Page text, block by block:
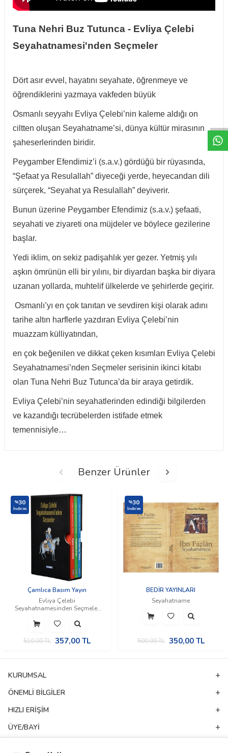
Tuna Nehri Buz Tutunca - Evliya Çelebi
Seyahatnamesi'nden Seçmeler
Dört asır evvel, hayatını seyahate, öğrenmeye ve
öğrendiklerini yazmaya vakfeden büyük
Osmanlı seyyahı Evliya Çelebi’nin kaleme aldığı on
ciltten oluşan Seyahatname’si, dünya kültür mirasının
şaheserlerinden biridir.
Peygamber Efendimiz’i (s.a.v.) gördüğü bir rüyasında,
“Şefaat ya Resulallah” diyeceği yerde, heyecandan dili
sürçerek, “Seyahat ya Resulallah” deyiverir.
Bunun üzerine Peygamber Efendimiz (s.a.v.) şefaati,
seyahati ve ziyareti ona müjdeler ve böylece gezilerine
başlar.
Yedi iklim, on sekiz padişahlık yer gezer. Yetmiş yılı
aşkın ömrünün elli bir yılını, bir diyardan başka bir diyara
uzanan yollarda, muhtelif ülkelerde ve şehirlerde geçirir.
Osmanlı’yı en çok tanıtan ve sevdiren kişi olarak adını
tarihe altın harflerle yazdıran Evliya Çelebi’nin
muazzam külliyatından,
en çok beğenilen ve dikkat çeken kısımları Evliya Çelebi
Seyahatnamesi’nden Seçmeler serisinin ikinci kitabı
olan Tuna Nehri Buz Tutunca’da bir araya getirdik.
Evliya Çelebi’nin seyahatlerinden edindiği bilgilerden
ve kazandığı tecrübelerden istifade etmek
temennisiyle…
Benzer Ürünler
%30
İndirim
Çamlıca Basım Yayın
Evliya Çelebi
Seyahatnamesinden Seçmeler
510,00TL 357,00 TL
%30
İndirim
BEDİR YAYINLARI
Seyahatname
500,00TL 350,00TL
KURUMSAL
ÖNEMLI BILGILER
HIZLI ERIŞIM
ÜYE/BAYI